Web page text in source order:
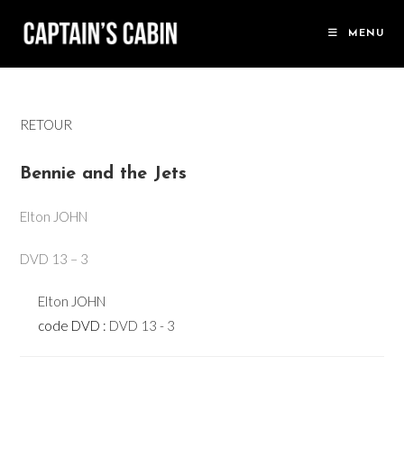
MENU
RETOUR
Bennie and the Jets
Elton JOHN
DVD 13 – 3
Elton JOHN
code DVD : DVD 13 - 3